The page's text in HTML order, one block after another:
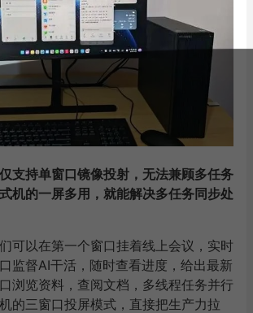
支持单窗口镜像投射，无法兼顾多任务
机的一屏多用，就能解决多任务同步处
可以在第一个窗口挂着线上会议，实时
监督AI干活，随时查看进度，给出最新
浏览资料，查阅文档，多线程任务并行
的三窗口投屏模式，直接把生产力拉